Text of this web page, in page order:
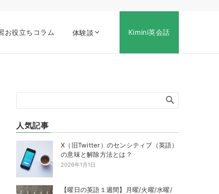
お役立ちコラム 体験談 Kimini英会話
人気記事
X（旧Twitter）のセンシティブ（英語）
の意味と解除方法とは？
2026年1月1日
【曜日の英語１週間】月曜/火曜/水曜/